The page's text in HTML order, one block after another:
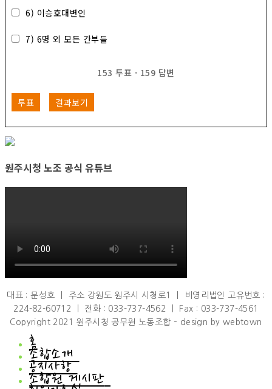
6) 이승호대변인
7) 6명 외 모든 간부들
153 투표 · 159 답변
투표 결과보기
원주시청 노조 공식 유튜브
대표 : 문성호 ㅣ 주소 강원도 원주시 시청로1 ㅣ 비영리법인 고유번호 :
224-82-60712 ㅣ 전화 : 033-737-4562 ㅣ Fax : 033-737-4561
Copyright 2021 원주시청 공무원 노동조합 – design by webtown
홈
조합소개
조합소개
인사말
공지사항
공지사항
조합원 게시판